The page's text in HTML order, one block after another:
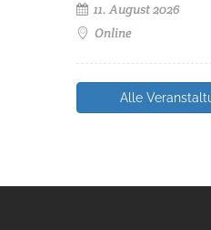
11. August 2026
Online
Alle